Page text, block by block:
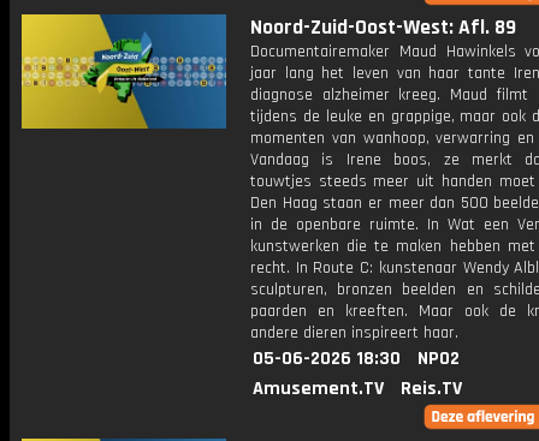
Noord-Zuid-Oost-West: Afl. 89
Documentairemaker Maud Hawinkels
jaar lang het leven van haar tante
diagnose alzheimer kreeg. Maud filmt
tijdens de leuke en grappige, maar ook
momenten van wanhoop, verwarring
Vandaag is Irene boos, ze merkt
touwtjes steeds meer uit handen moet
Den Haag staan er meer dan 500
in de openbare ruimte. In Wat een
kunstwerken die te maken hebben
recht. In Route C: kunstenaar Wendy
sculpturen, bronzen beelden en
paarden en kreeften. Maar ook de
andere dieren inspireert haar.
05-06-2026 18:30
NPO2
Amusement.TV
Reis.TV